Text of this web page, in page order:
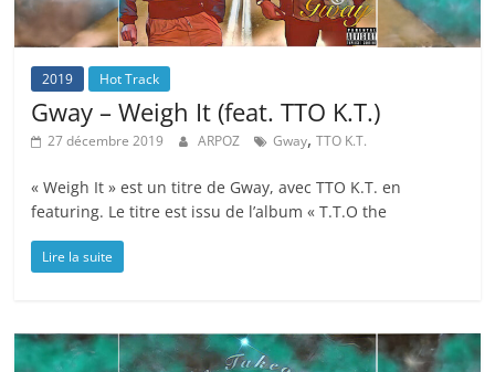
2019 Hot Track
Gway – Weigh It (feat. TTO K.T.)
27 décembre 2019 ARPOZ Gway,TTO K.T.
« Weigh It » est un titre de Gway, avec TTO K.T. en
featuring. Le titre est issu de l’album « T.T.O the
Lire la suite